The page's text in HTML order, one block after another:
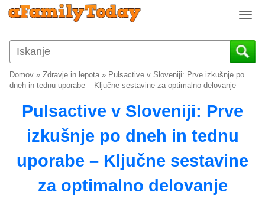
T
g
g
a
Domov » Zdravje in lepota» Pulsactive v Sloveniji: Prve izkušnje po
dneh in tednu uporabe – Ključne sestavine za optimalno delovanje
Pulsactive v Sloveniji: Prve
izkušnje po dneh in tednu
uporabe – Ključne sestavine
za optimalno delovanje